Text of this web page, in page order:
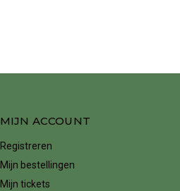
MIJN ACCOUNT
Registreren
Mijn bestellingen
Mijn tickets